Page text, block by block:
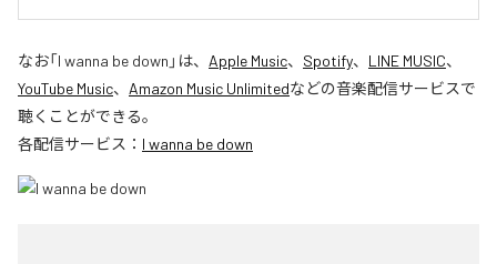
なお「I wanna be down 」は、 Apple Music、 Spotify、 LINE MUSIC、
YouTube Music、 Amazon Music Unlimitedなどの音楽配信サービスで
聴くことができる。
各配信サービス： I wanna be down